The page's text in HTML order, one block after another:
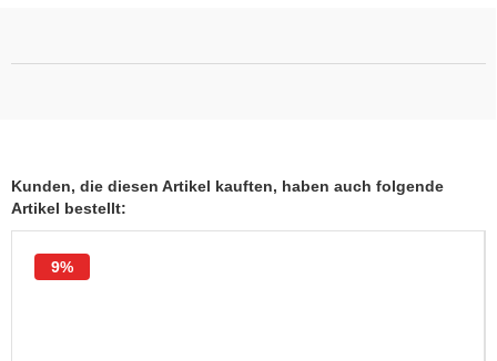
Kunden, die diesen Artikel kauften, haben auch folgende
Artikel bestellt:
9%